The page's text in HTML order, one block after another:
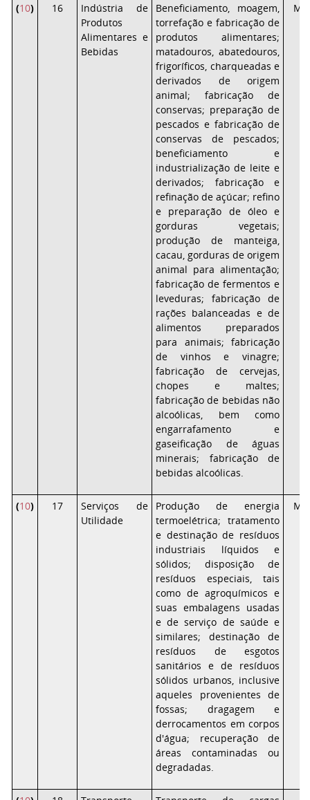
(10) 16
Indústria de
Produtos
Alimentares e
Bebidas
Beneficiamento, moagem,
torrefação e fabricação de
produtos alimentares;
matadouros, abatedouros,
frigoríficos, charqueadas e
derivados de origem
animal; fabricação de
conservas; preparação de
pescados e fabricação de
conservas de pescados;
beneficiamento e
industrialização de leite e
derivados; fabricação e
refinação de açúcar; refino
e preparação de óleo e
gorduras vegetais;
produção de manteiga,
cacau, gorduras de origem
animal para alimentação;
fabricação de fermentos e
leveduras; fabricação de
rações balanceadas e de
alimentos preparados
para animais; fabricação
de vinhos e vinagre;
fabricação de cervejas,
chopes e maltes;
fabricação de bebidas não
alcoólicas, bem como
engarrafamento e
gaseificação de águas
minerais; fabricação de
bebidas alcoólicas.
(10) 17
Serviços de
Utilidade
Produção de energia
termoelétrica; tratamento
e destinação de resíduos
industriais líquidos e
sólidos; disposição de
resíduos especiais, tais
como de agroquímicos e
suas embalagens usadas
e de serviço de saúde e
similares; destinação de
resíduos de esgotos
sanitários e de resíduos
sólidos urbanos, inclusive
aqueles provenientes de
fossas; dragagem e
derrocamentos em corpos
d'água; recuperação de
áreas contaminadas ou
degradadas.